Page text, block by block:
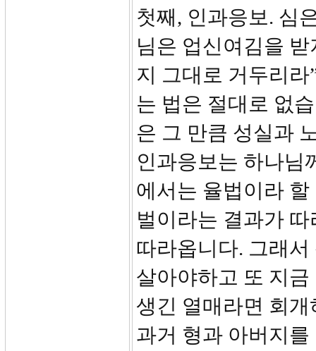
첫째, 인과응보. 심
님은 업신여김을
지 그대로 거두리
는 법은 절대로 없
은 그 만큼 성실과
인과응보는 하나님
에서는 율법이라
벌이라는 결과가
따라옵니다. 그래
살아야하고 또 지
생긴 열매라면 회
과거 형과 아버지